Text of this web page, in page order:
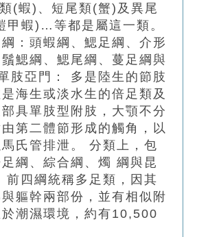
(蝦)、短尾類(蟹)及異尾
甲蝦)…等都是屬這一類。
：頭蝦綱、鰓足綱、介形
鰓綱、鰓尾綱、蔓足綱與
肢亞門： 多是陸生的節肢
海生或淡水生的倍足類及
具單肢型附肢，大顎不分
第二體節形成的觸角，以
氏管排泄。 分類上，包
綱、綜合綱、燭 綱與昆
前四綱統稱多足類，因其
軀幹兩部份，並有相似附
於潮濕環境，約有10,500